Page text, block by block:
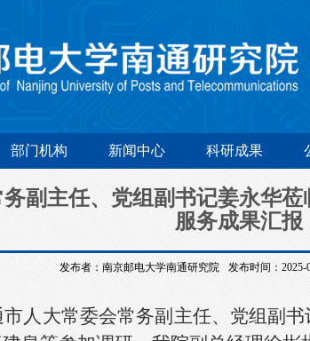
部门机构 新闻中心 科研成果
副主任、党组副书记姜永华
服务成果汇报
发布者：南京邮电大学南通研究院 发布时间：2025-
人大常委会常务副主任、党组副